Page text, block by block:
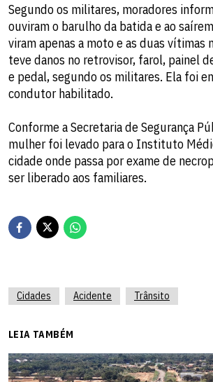
Segundo os militares, moradores
ouviram o barulho da batida e ao
viram apenas a moto e as duas vítimas
teve danos no retrovisor, farol, painel
e pedal, segundo os militares. Ela foi
condutor habilitado.
Conforme a Secretaria de Segurança
mulher foi levado para o Instituto
cidade onde passa por exame de
ser liberado aos familiares.
Cidades Acidente Trânsito
LEIA TAMBÉM